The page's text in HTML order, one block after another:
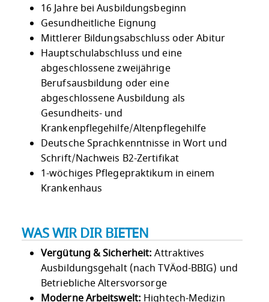
16 Jahre bei Ausbildungsbeginn
Gesundheitliche Eignung
Mittlerer Bildungsabschluss oder Abitur
Hauptschulabschluss und eine
abgeschlossene zweijährige
Berufsausbildung oder eine
abgeschlossene Ausbildung als
Gesundheits- und
Krankenpflegehilfe/Altenpflegehilfe
Deutsche Sprachkenntnisse in Wort und
Schrift/Nachweis B2-Zertifikat
1-wöchiges Pflegepraktikum in einem
Krankenhaus
WAS WIR DIR BIETEN
Vergütung & Sicherheit: Attraktives
Ausbildungsgehalt (nach TVÄod-BBIG) und
Betriebliche Altersvorsorge
Moderne Arbeitswelt: Hightech-Medizin